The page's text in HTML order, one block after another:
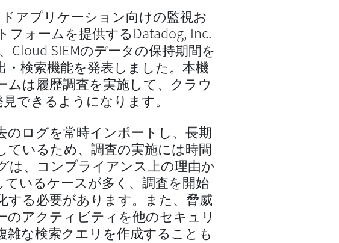
アプリケーション向けの監視お
フォームを提供するDatadog, Inc.
Cloud SIEMのデータの保持期間を
検索機能を発表しました。本機
は履歴調査を実施して、クラウ
できるようになります。
ログを常時インポートし、長期
いるため、調査の実施には時間
は、コンプライアンス上の理由か
いるケースが多く、調査を開始
る必要があります。また、脅威
のアクティビティを他のセキュリ
な検索クエリを作成することも